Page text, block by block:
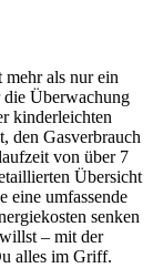
als nur ein
die Überwachung
kinderleichten
den Gasverbrauch
von über 7
Übersicht
eine umfassende
senken
– mit der
alles im Griff.